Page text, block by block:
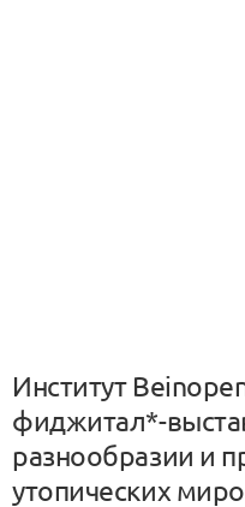
Институт
фиджитал*-
разнообразии и
утопических